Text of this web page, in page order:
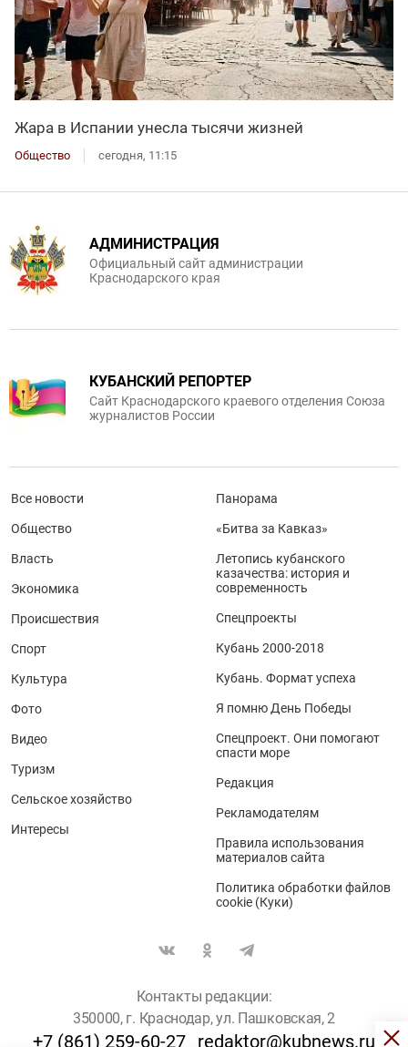
Жара в Испании унесла тысячи жизней
Общество сегодня, 11:15
АДМИНИСТРАЦИЯ
Официальный сайт администрации
Краснодарского края
КУБАНСКИЙ РЕПОРТЕР
Сайт Краснодарского краевого отделения Союза
журналистов России
Все новости
Общество
Власть
Экономика
Происшествия
Спорт
Культура
Фото
Видео
Туризм
Сельское хозяйство
Интересы
Панорама
«Битва за Кавказ»
Летопись кубанского
казачества: история и
современность
Спецпроекты
Кубань 2000-2018
Кубань. Формат успеха
Я помню День Победы
Спецпроект. Они помогают
спасти море
Редакция
Рекламодателям
Правила использования
материалов сайта
Политика обработки файлов
cookie (Куки)
Контакты редакции:
350000, г. Краснодар, ул. Пашковская, 2
+7 (861) 259-60-27 redaktor@kubnews.ru